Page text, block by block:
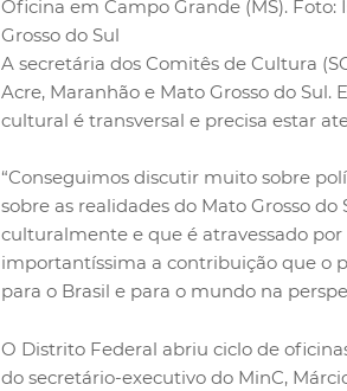
Oficina em Campo Grande (MS).
Grosso do Sul
A secretária dos Comitês de Cultura
Acre, Maranhão e Mato Grosso do
cultural é transversal e precisa estar
“Conseguimos discutir muito sobre
sobre as realidades do Mato Grosso
culturalmente e que é atravessado
importantíssima a contribuição que o
para o Brasil e para o mundo na
O Distrito Federal abriu ciclo de
do secretário-executivo do MinC,